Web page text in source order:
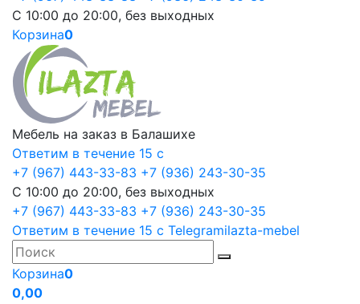
С 10:00 до 20:00, без выходных
Корзина0
Мебель на заказ в Балашихе
Ответим в течение 15 с
+7 (967) 443-33-83 +7 (936) 243-30-35
С 10:00 до 20:00, без выходных
+7 (967) 443-33-83 +7 (936) 243-30-35
Ответим в течение 15 с Telegramilazta-mebel
Корзина0
0,00